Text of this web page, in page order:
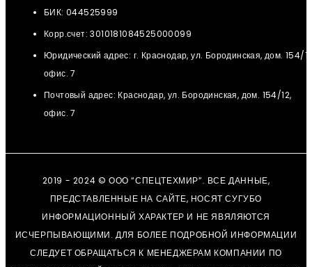
БИК: 044525999
Корр.счет: 3010181084525000099
Юридический адрес: г. Краснодар, ул. Бородинская, дом. 154/
офис. 7
Почтовый адрес: Краснодар, ул. Бородинская, дом. 154/12,
офис. 7
2019 - 2024 © ООО “СПЕЦТЕХМИР”. ВСЕ ДАННЫЕ,
ПРЕДСТАВЛЕННЫЕ НА САЙТЕ, НОСЯТ СУГУБО
ИНФОРМАЦИОННЫЙ ХАРАКТЕР И НЕ ЯВЯЛЯЮТСЯ
ИСЧЕРПЫВАЮЩИМИ. ДЛЯ БОЛЕЕ ПОДРОБНОЙ ИНФОРМАЦИИ
СЛЕДУЕТ ОБРАЩАТЬСЯ К МЕНЕДЖЕРАМ КОМПАНИИ ПО